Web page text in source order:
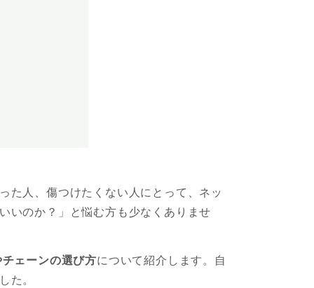
た人、傷つけたくない人にとって、ネッ
いのか？」と悩む方も少なくありませ
ェーンの選び方について紹介します。自
た。